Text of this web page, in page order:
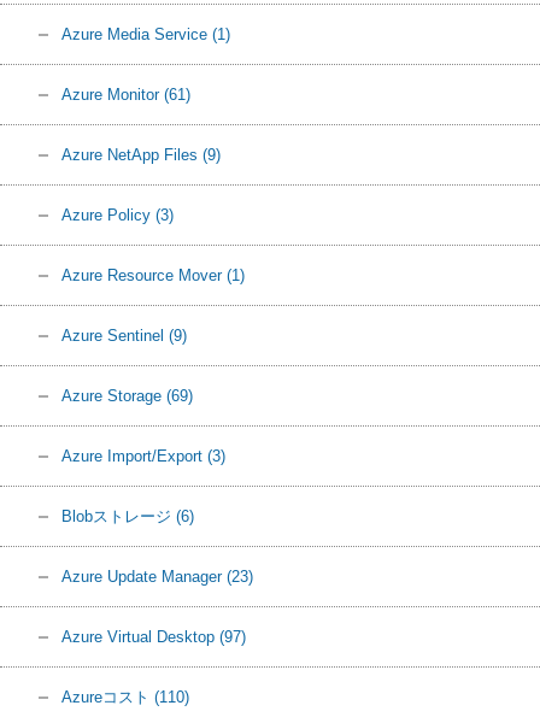
Azure Media Service (1)
Azure Monitor (61)
Azure NetApp Files (9)
Azure Policy (3)
Azure Resource Mover (1)
Azure Sentinel (9)
Azure Storage (69)
Azure Import/Export (3)
Blobストレージ (6)
Azure Update Manager (23)
Azure Virtual Desktop (97)
Azureコスト (110)